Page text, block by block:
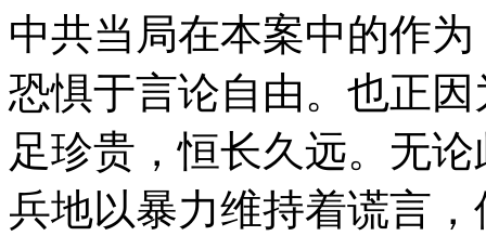
中共当局在本案中的作
恐惧于言论自由。也正
足珍贵，恒长久远。无
兵地以暴力维持着谎言